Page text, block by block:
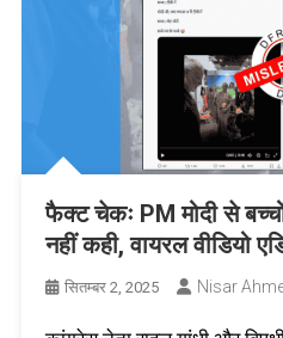
फैक्ट चेकः PM मोदी से बच्चों
नहीं कही, वायरल वीडियो
सितम्बर 2, 2025 Nisar